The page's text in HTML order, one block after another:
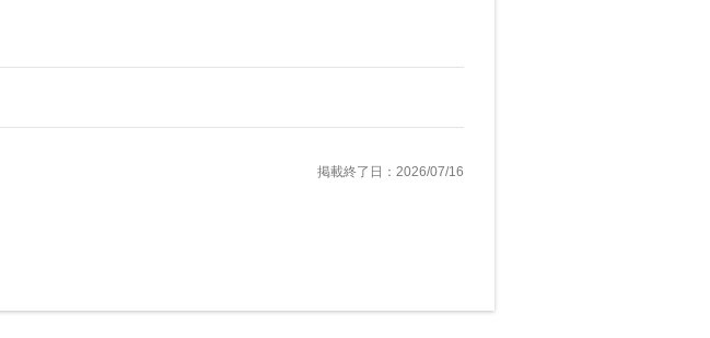
掲載終了日：2026/07/16